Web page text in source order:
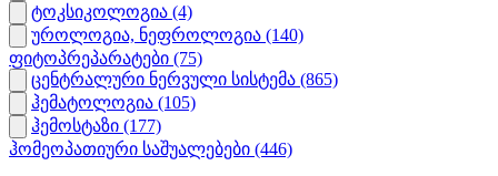
ტოკსიკოლოგია (4)
უროლოგია, ნეფროლოგია (140)
ფიტოპრეპარატები (75)
ცენტრალური ნერვული სისტემა (865)
ჰემატოლოგია (105)
ჰემოსტაზი (177)
ჰომეოპათიური საშუალებები (446)